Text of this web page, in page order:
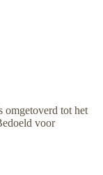
omgetoverd tot het
voor